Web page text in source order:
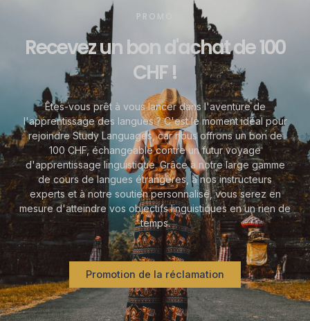
PROMO
Recevez un bon d'achat de 100
CHF !
Êtes-vous prêt à vous lancer dans l'aventure de
l'apprentissage des langues ? C'est le moment idéal pour
rejoindre Study Languages, car nous offrons un bon de
100 CHF, échangeable contre un futur voyage
d'apprentissage linguistique. Grâce à notre large gamme
de cours de langues étrangères, à nos instructeurs
experts et à notre soutien personnalisé, vous serez en
mesure d'atteindre vos objectifs linguistiques en un rien de
temps.
Promotion de la réclamation